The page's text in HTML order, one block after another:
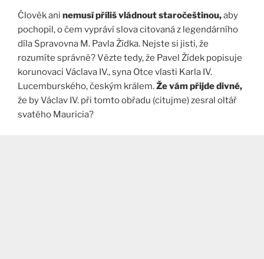
Člověk ani nemusí příliš vládnout staročeštinou,aby
pochopil, o čem vypráví slova citovaná z legendárního
díla Spravovna M. Pavla Žídka. Nejste si jisti, že
rozumíte správně? Vězte tedy, že Pavel Žídek popisuje
korunovaci Václava IV., syna Otce vlasti Karla IV.
Lucemburského, českým králem.Že vám přijde divné,
že by Václav IV. při tomto obřadu (citujme) zesral oltář
svatého Mauricia?